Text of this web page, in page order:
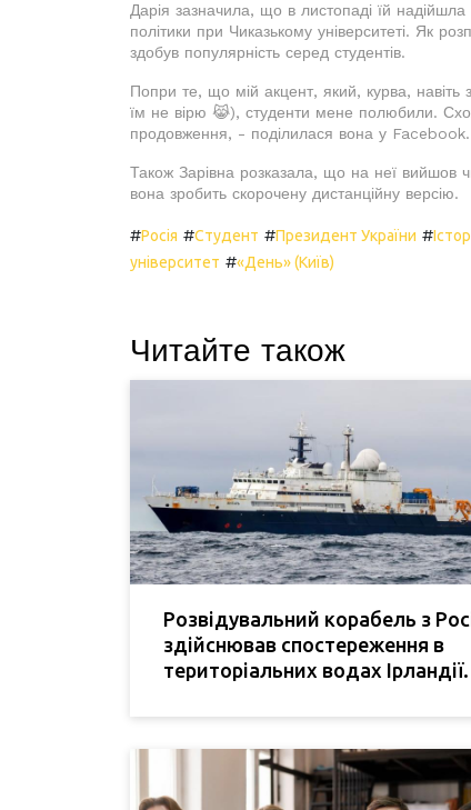
Дарія зазначила, що в листопаді їй надійшла
політики при Чиказькому університеті. Як
здобув популярність серед студентів.
Попри те, що мій акцент, який, курва,
їм не вірю 😹), студенти мене полюбили.
продовження, - поділилася вона у Facebook.
Також Зарівна розказала, що на неї вийшов
вона зробить скорочену дистанційну версію.
#Росія #Студент #Президент України #
університет #«День» (Київ)
Читайте також
Розвідувальний корабель з
здійснював спостереження в
територіальних водах Ірландії.